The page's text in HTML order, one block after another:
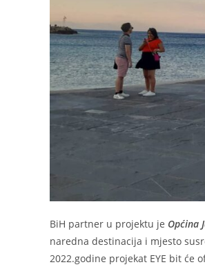
BiH partner u projektu je Općina
naredna destinacija i mjesto
2022.godine projekat EYE bit će